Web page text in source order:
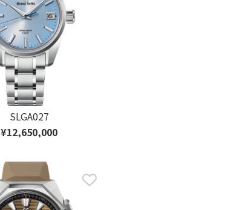
SLGA027
¥12,650,000